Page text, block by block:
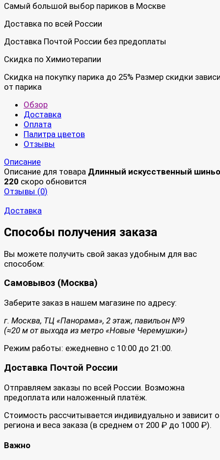
Самый большой выбор париков в Москве
Доставка по всей России
Доставка Почтой России без предоплаты
Скидка по Химиотерапии
Скидка на покупку парика до 25% Размер скидки
от парика
Обзор
Доставка
Оплата
Палитра цветов
Отзывы
Описание
Описание для товара Длинный искусственный
220 скоро обновится
Отзывы (0)
Доставка
Способы получения заказа
Вы можете получить свой заказ удобным для вас
способом:
Самовывоз (Москва)
Заберите заказ в нашем магазине по адресу:
г. Москва, ТЦ «Панорама», 2 этаж, павильон №9
(≈20 м от выхода из метро «Новые Черемушки»)
Режим работы: ежедневно с 10:00 до 21:00.
Доставка Почтой России
Отправляем заказы по всей России. Возможна
предоплата или наложенный платёж.
Стоимость рассчитывается индивидуально и зависит
региона и веса заказа (в среднем от 200 ₽ до 1000 ₽).
Важно